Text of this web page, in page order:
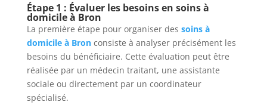
Étape 1 : Évaluer les besoins en soins à
domicile à Bron
La première étape pour organiser des soins à
domicile à Bron consiste à analyser précisément les
besoins du bénéficiaire. Cette évaluation peut être
réalisée par un médecin traitant, une assistante
sociale ou directement par un coordinateur
spécialisé.